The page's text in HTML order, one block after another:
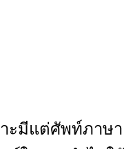
ะมีแต่ศัพท์ภาษ